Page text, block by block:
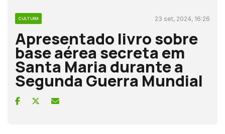
CULTURA 23 set, 2024, 16:26
Apresentado livro sobre
base aérea secreta em
Santa Maria durante a
Segunda Guerra Mundial